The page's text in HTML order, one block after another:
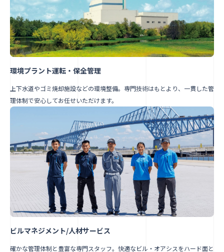
環境プラント運転・保全管理
上下水道やゴミ焼却施設などの環境整備。専門技術はもとより、一貫した管
理体制で安心してお任せいただけます。
ビルマネジメント/人材サービス
確かな管理体制と豊富な専門スタッフ。快適なビル・オアシスをハード面と